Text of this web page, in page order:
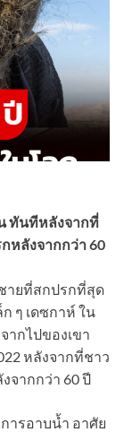
ทันทีหลังจากที่
หลังจากกว่า 60
ชายที่สกปรกที่สุด
ๆ เดซกาห์ ใน
ากไปของเขา
หลังจากที่ชาว
จากกว่า 60 ปี
ารอาบน้ำ อาศัย